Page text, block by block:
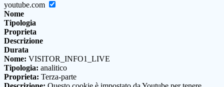
youtube.com
Nome
Tipologia
Proprieta
Descrizione
Durata
Nome: VISITOR_INFO1_LIVE
Tipologia: analitico
Proprieta: Terza-parte